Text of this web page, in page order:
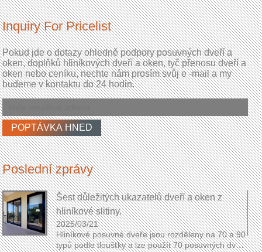
Inquiry For Pricelist
Pokud jde o dotazy ohledně podpory posuvných dveří a
oken, doplňků hliníkových dveří a oken, tyč přenosu dveří a
oken nebo ceníku, nechte nám prosím svůj e -mail a my
budeme v kontaktu do 24 hodin.
Poslední zprávy
Šest důležitých ukazatelů dveří a oken z
hliníkové slitiny.
2025/03/21
Hliníkové posuvné dveře jsou rozděleny na 70 a 90
typů podle tloušťky a lze použít 70 posuvných dveří